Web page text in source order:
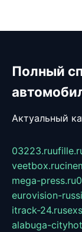
Полный
Актуальный
03223.ru
veetbox.ru
mega-press.ru
eurovision-
itrack-24.ru
alabuga-